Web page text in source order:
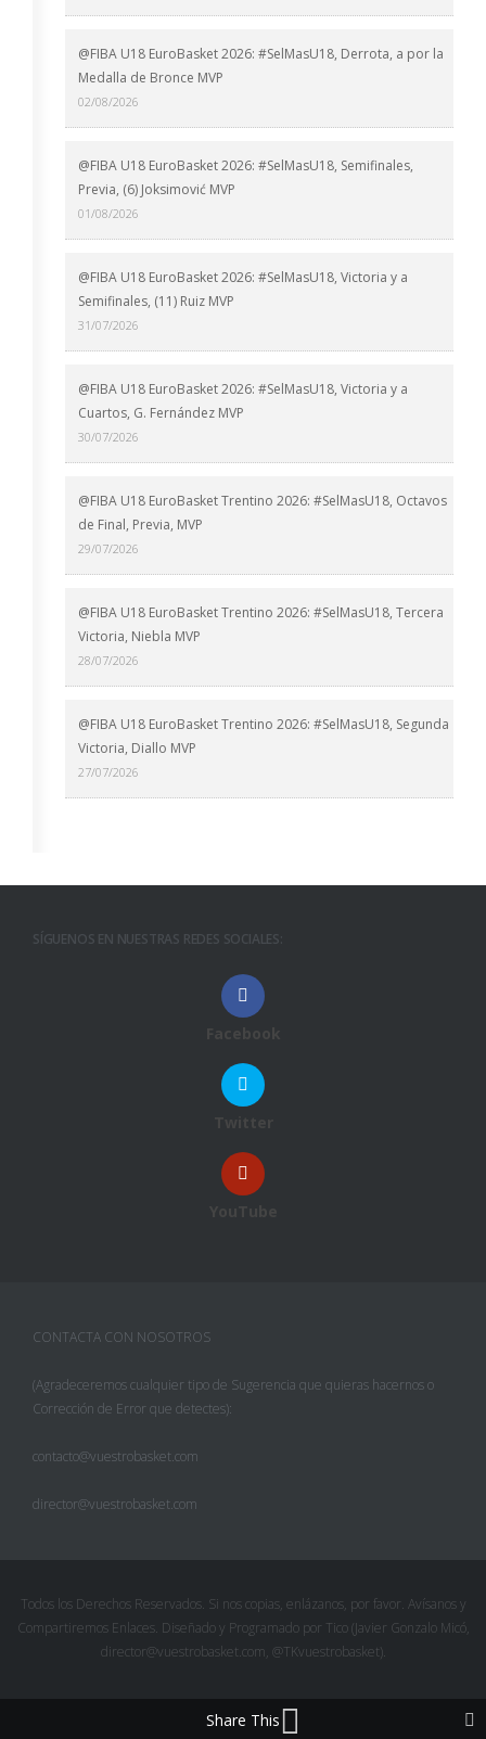
@FIBA U18 EuroBasket 2026: #SelMasU18, Derrota, a por la
Medalla de Bronce MVP
02/08/2026
@FIBA U18 EuroBasket 2026: #SelMasU18, Semifinales,
Previa, (6) Joksimović MVP
01/08/2026
@FIBA U18 EuroBasket 2026: #SelMasU18, Victoria y a
Semifinales, (11) Ruiz MVP
31/07/2026
@FIBA U18 EuroBasket 2026: #SelMasU18, Victoria y a
Cuartos, G. Fernández MVP
30/07/2026
@FIBA U18 EuroBasket Trentino 2026: #SelMasU18, Octavos
de Final, Previa, MVP
29/07/2026
@FIBA U18 EuroBasket Trentino 2026: #SelMasU18, Tercera
Victoria, Niebla MVP
28/07/2026
@FIBA U18 EuroBasket Trentino 2026: #SelMasU18, Segunda
Victoria, Diallo MVP
27/07/2026
SÍGUENOS EN NUESTRAS REDES SOCIALES:
Facebook
Twitter
YouTube
CONTACTA CON NOSOTROS
(Agradeceremos cualquier tipo de Sugerencia que quieras hacernos o
Corrección de Error que detectes):
contacto@vuestrobasket.com
director@vuestrobasket.com
Todos los Derechos Reservados. Si nos copias, enlázanos, por favor. Avísanos y
Compartiremos Enlaces. Diseñado y Programado por Tico (Javier Gonzalo Micó,
director@vuestrobasket.com, @TKvuestrobasket).
Share This
Pinterest